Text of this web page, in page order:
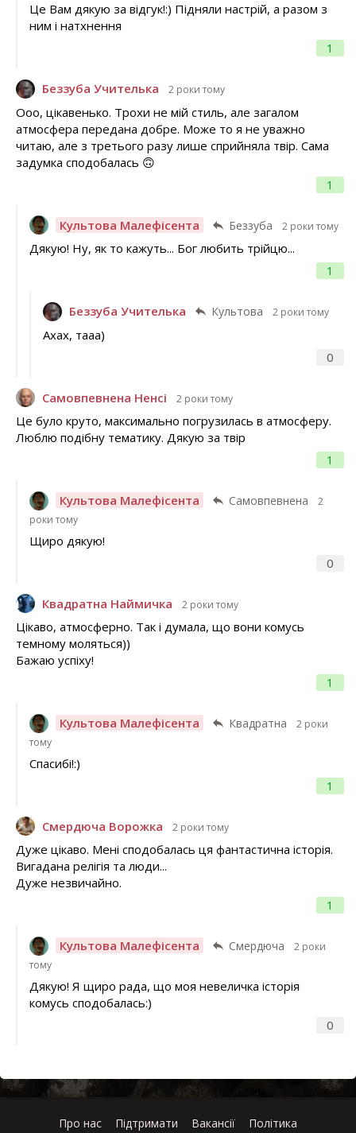
1
Це Вам дякую за відгук!:) Підняли настрій, а разом з
ним і натхнення
Беззуба Учителька 2 роки тому
1
Ооо, цікавенько. Трохи не мій стиль, але загалом
атмосфера передана добре. Може то я не уважно
читаю, але з третього разу лише сприйняла твір. Сама
задумка сподобалась 🙃
Культова Малефісента Беззуба 2 роки тому
1
Дякую! Ну, як то кажуть... Бог любить трійцю...
Беззуба Учителька Культова 2 роки тому
0
Ахах, тааа)
Самовпевнена Ненсі 2 роки тому
1
Це було круто, максимально погрузилась в атмосферу.
Люблю подібну тематику. Дякую за твір
Культова Малефісента Самовпевнена
2
роки тому
0
Щиро дякую!
Квадратна Наймичка 2 роки тому
1
Цікаво, атмосферно. Так і думала, що вони комусь
темному моляться))
Бажаю успіху!
Культова Малефісента Квадратна
2 роки
тому
1
Спасибі!:)
Смердюча Ворожка 2 роки тому
1
Дуже цікаво. Мені сподобалась ця фантастична історія.
Вигадана релігія та люди...
Дуже незвичайно.
Культова Малефісента Смердюча
2 роки
тому
0
Дякую! Я щиро рада, що моя невеличка історія
комусь сподобалась:)
Про нас Підтримати Вакансії
Політика